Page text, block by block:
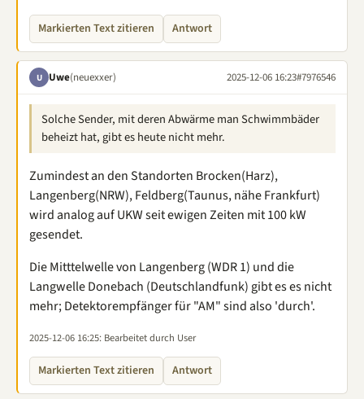
Markierten Text zitieren Antwort
U Uwe(neuexxer) 2025-12-06 16:23#7976546
Solche Sender, mit deren Abwärme man Schwimmbäder
beheizt hat, gibt es heute nicht mehr.
Zumindest an den Standorten Brocken(Harz),
Langenberg(NRW), Feldberg(Taunus, nähe Frankfurt)
wird analog auf UKW seit ewigen Zeiten mit 100 kW
gesendet.
Die Mitttelwelle von Langenberg (WDR 1) und die
Langwelle Donebach (Deutschlandfunk) gibt es es nicht
mehr; Detektorempfänger für "AM" sind also 'durch'.
2025-12-06 16:25: Bearbeitet durch User
Markierten Text zitieren Antwort